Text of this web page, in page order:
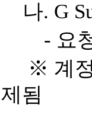
나. G
- 요
※ 계
제됨